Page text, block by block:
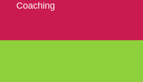
Coaching